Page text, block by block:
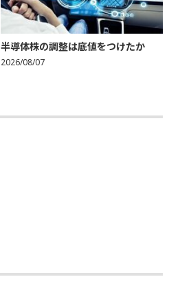
半導体株の調整は底値をつけたか
2026/08/07